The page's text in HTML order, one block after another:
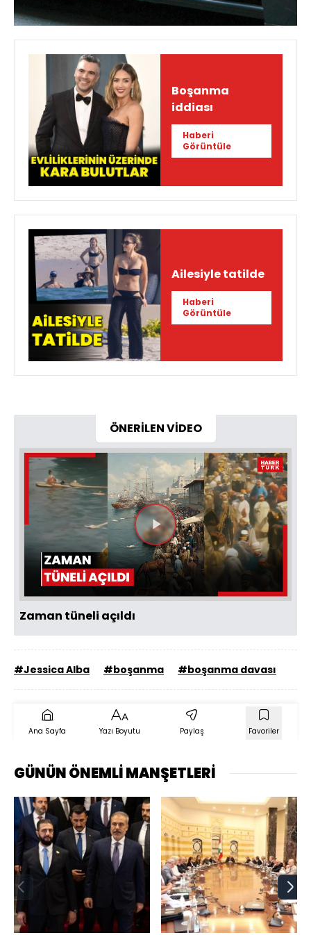
Boşanma
iddiası
Haberi
Görüntüle
Ailesiyle tatilde
Haberi
Görüntüle
ÖNERİLEN VİDEO
Videoyu
Oynat
Zaman tüneli açıldı
#Jessica Alba #boşanma #boşanma davası
Ana Sayfa Yazı Boyutu Paylaş Favoriler
GÜNÜN ÖNEMLİ MANŞETLERİ